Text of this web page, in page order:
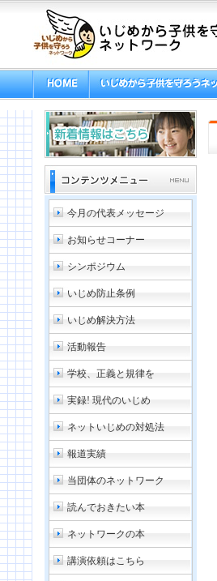
今月の代表メッセージ
お知らせコーナー
シンポジウム
いじめ防止条例
いじめ解決方法
活動報告
学校、正義と規律を
実録! 現代のいじめ
ネットいじめの対処法
報道実績
当団体のネットワーク
読んでおきたい本
ネットワークの本
講演依頼はこちら